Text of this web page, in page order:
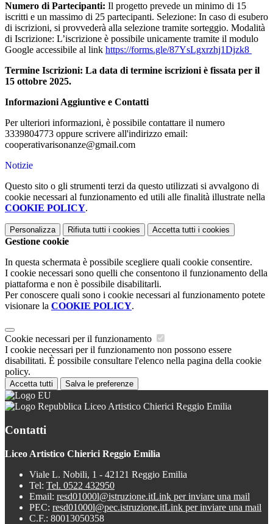
Numero di Partecipanti: Il progetto prevede un minimo di 15
iscritti e un massimo di 25 partecipanti. Selezione: In caso di esubero
di iscrizioni, si provvederà alla selezione tramite sorteggio. Modalità
di Iscrizione: L’iscrizione è possibile unicamente tramite il modulo
Google accessibile al link https://forms.gle/87YsLgxrzhj1Djzk8
Termine Iscrizioni: La data di termine iscrizioni è fissata per il
15 ottobre 2025.
Informazioni Aggiuntive e Contatti
Per ulteriori informazioni, è possibile contattare il numero
3339804773 oppure scrivere all'indirizzo email:
cooperativarisonanze@gmail.com
Notizie
Questo sito o gli strumenti terzi da questo utilizzati si avvalgono di
cookie necessari al funzionamento ed utili alle finalità illustrate nella
COOKIE POLICY.
Personalizza Rifiuta tutti i cookies Accetta tutti i cookies
Gestione cookie
In questa schermata è possibile scegliere quali cookie consentire.
I cookie necessari sono quelli che consentono il funzionamento della
piattaforma e non è possibile disabilitarli.
Per conoscere quali sono i cookie necessari al funzionamento potete
visionare la COOKIE POLICY.
Cookie necessari per il funzionamento
I cookie necessari per il funzionamento non possono essere
disabilitati. È possibile consultare l'elenco nella pagina della cookie
policy.
Accetta tutti Salva le preferenze
Liceo Artistico Chierici Reggio Emilia
Contatti
Liceo Artistico Chierici Reggio Emilia
Viale L. Nobili, 1 - 42121 Reggio Emilia
Tel: Tel. 0522 432950
Email: resd01000l@istruzione.itLink per inviare una mail
PEC: resd01000l@pec.istruzione.itLink per inviare una mail
C.F.: 80013050358